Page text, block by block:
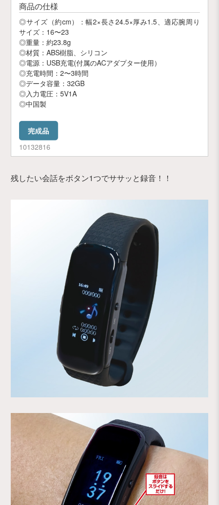
商品の仕様
◎サイズ（約cm）：幅2×長さ24.5×厚み1.5、適応腕周り
サイズ：16〜23
◎重量：約23.8g
◎材質：ABS樹脂、シリコン
◎電源：USB充電(付属のACアダプター使用）
◎充電時間：2〜3時間
◎データ容量：32GB
◎入力電圧：5V1A
◎中国製
10132816
残したい会話をボタン1つでササッと録音！！